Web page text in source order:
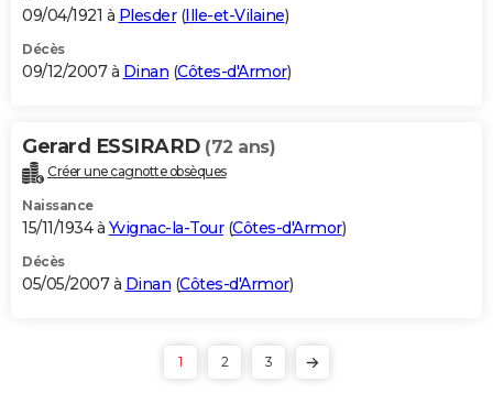
09/04/1921 à Plesder(Ille-et-Vilaine)
Décès
09/12/2007 à Dinan (Côtes-d'Armor)
Gerard ESSIRARD (72 ans)
Créer une cagnotte obsèques
Naissance
15/11/1934 à Yvignac-la-Tour(Côtes-d'Armor)
Décès
05/05/2007 à Dinan (Côtes-d'Armor)
1 2 3